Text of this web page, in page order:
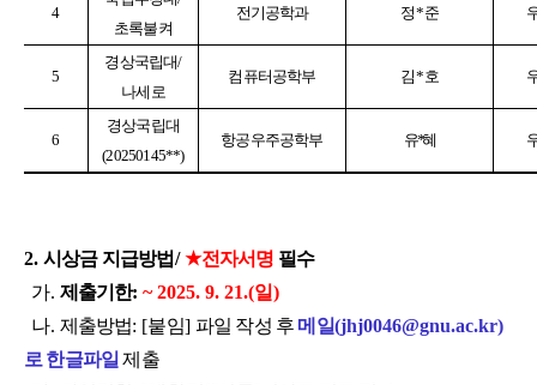
4
초록불켜
전기공학과 정*준
5
경상국립대/
나세로
컴퓨터공학부 김*호
6
경상국립대
(20250145**)
항공우주공학부 유*혜
2. 시상금 지급방법/★전자서명 필수
가. 제출기한:~ 2025. 9. 21.(일)
나. 제출방법: [붙임] 파일 작성 후 메일(jhj0046@gnu.ac.kr)
로 한글파일 제출